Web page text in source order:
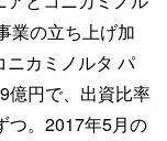
業の立ち上げ加
ニカミノルタ パ
億円で、出資比率
つ。2017年5月の